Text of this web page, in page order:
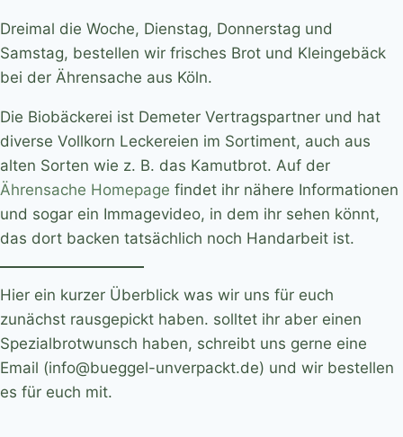
Dreimal die Woche, Dienstag, Donnerstag und
Samstag, bestellen wir frisches Brot und Kleingebäck
bei der Ährensache aus Köln.
Die Biobäckerei ist Demeter Vertragspartner und hat
diverse Vollkorn Leckereien im Sortiment, auch aus
alten Sorten wie z. B. das Kamutbrot. Auf der
Ährensache Homepage findet ihr nähere Informationen
und sogar ein Immagevideo, in dem ihr sehen könnt,
das dort backen tatsächlich noch Handarbeit ist.
Hier ein kurzer Überblick was wir uns für euch
zunächst rausgepickt haben. solltet ihr aber einen
Spezialbrotwunsch haben, schreibt uns gerne eine
Email (info@bueggel-unverpackt.de) und wir bestellen
es für euch mit.